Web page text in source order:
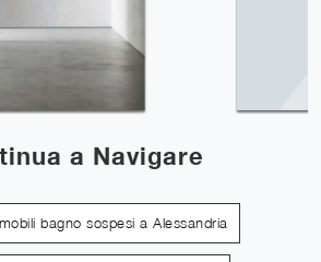
a Navigare
bagno sospesi a Alessandria